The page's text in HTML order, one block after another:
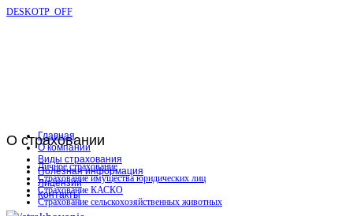
DESKOTP_OFF
О страховании
Личное страхование
Страхование имущества юридических лиц
Страхование КАСКО
Страхование сельскохозяйственных животных
Главная
О компании
Виды страхования
Полезная информация
Лицензии
Контакты